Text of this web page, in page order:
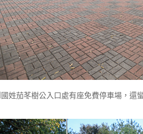
姓茄苳樹公入口處有座免費停車場，還